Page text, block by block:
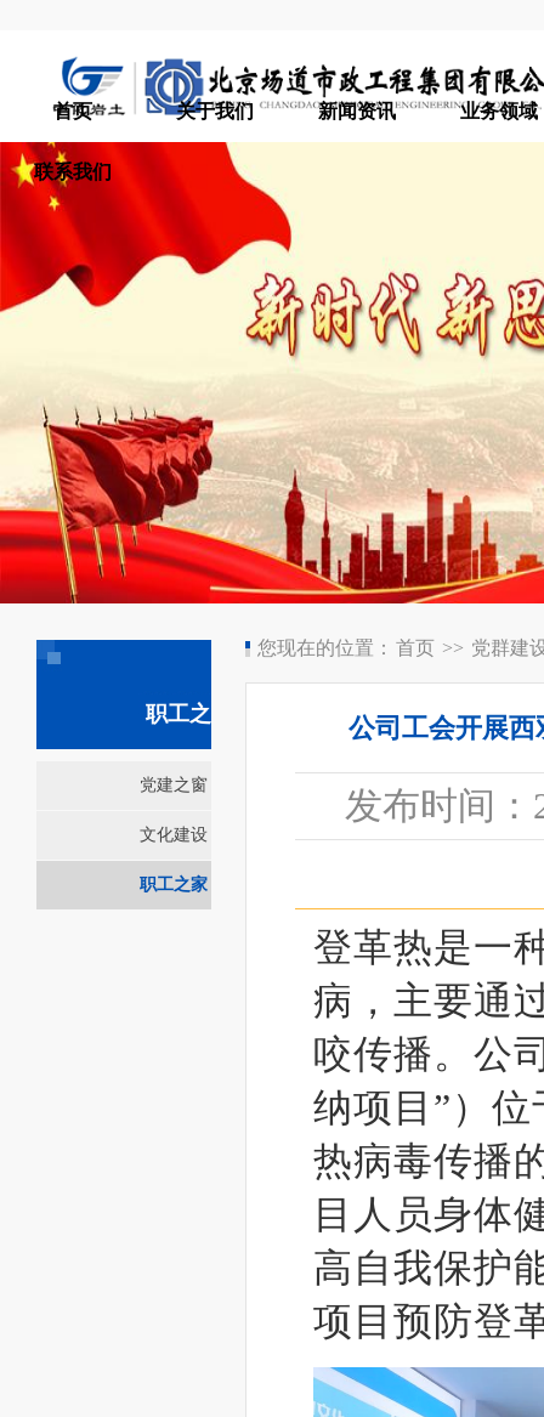
首页 关于我们 新闻资讯 业务领域
联系我们
职工之家
党建之窗
文化建设
职工之家
您现在的位置： 首页 >> 党群建
公司工会开展
发布时间：
登革热是一
病，主要通
咬传播。公
纳项目”）
热病毒传播
目人员身体
高自我保护
项目预防登